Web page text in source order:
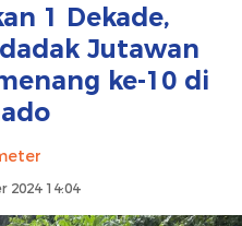
1 Dekade,
Jutawan
ke-10 di
2024 14:04